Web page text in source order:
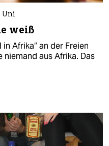
Uni
weiß
Afrika“ an der Freien
aus Afrika. Das